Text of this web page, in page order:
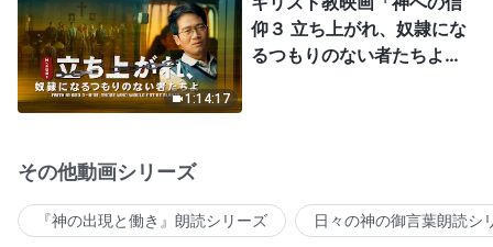
1:14:17
仰３ 立ち上がれ、奴隷にな
るつもりのない者たちよ」
その他動画シリーズ
『神の出現と働き』朗読シリーズ 日々の神の御言葉朗読シ